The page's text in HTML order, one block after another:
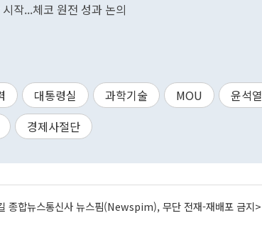
작...체코 원전 성과 논의
대통령실 과학기술 MOU
윤석열
경제사절단
종합뉴스통신사 뉴스핌(Newspim), 무단 전재-재배포 금지>